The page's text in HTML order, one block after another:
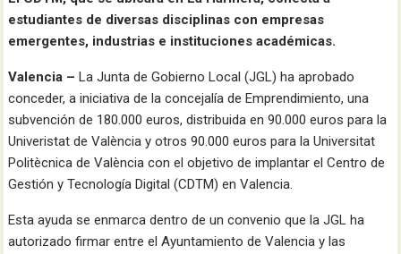
estudiantes de diversas disciplinas con empresas
emergentes, industrias e instituciones académicas.
Valencia – La Junta de Gobierno Local (JGL) ha aprobado
conceder, a iniciativa de la concejalía de Emprendimiento, una
subvención de 180.000 euros, distribuida en 90.000 euros para la
Univeristat de València y otros 90.000 euros para la Universitat
Politècnica de València con el objetivo de implantar el Centro de
Gestión y Tecnología Digital (CDTM) en Valencia.
Esta ayuda se enmarca dentro de un convenio que la JGL ha
autorizado firmar entre el Ayuntamiento de Valencia y las